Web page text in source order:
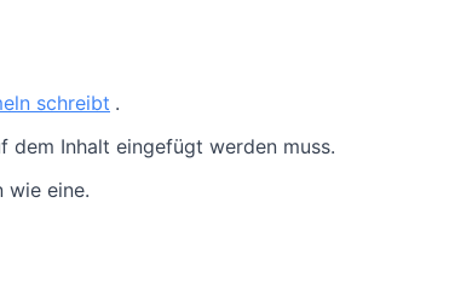
schreibt .
dem Inhalt eingefügt werden muss.
wie eine.